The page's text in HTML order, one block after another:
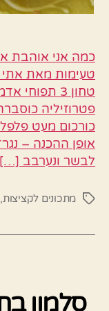
כמה אני אוהבת
טעימות מאת אתי
פטרוזיליה
אופן ההכנה –
לבשר ונערבב […]
תגיותמתכונים לקציצות
סלמון